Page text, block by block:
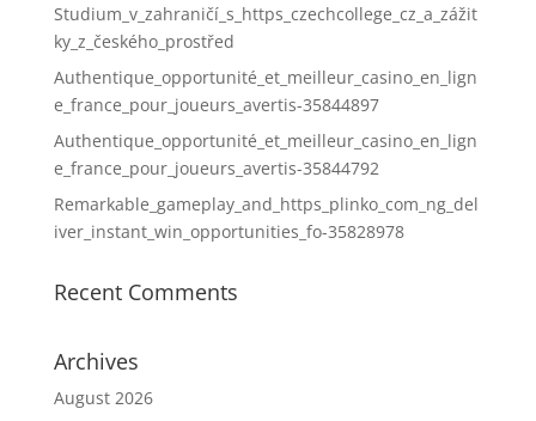
Studium_v_zahraničí_s_https_czechcollege_cz_a_zážit
ky_z_českého_prostřed
Authentique_opportunité_et_meilleur_casino_en_lign
e_france_pour_joueurs_avertis-35844897
Authentique_opportunité_et_meilleur_casino_en_lign
e_france_pour_joueurs_avertis-35844792
Remarkable_gameplay_and_https_plinko_com_ng_del
iver_instant_win_opportunities_fo-35828978
Recent Comments
Archives
August 2026